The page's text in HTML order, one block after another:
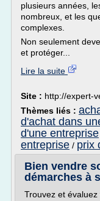
plusieurs années,
nombreux, et les
complexes.
Non seulement
et protéger...
Lire la suite
Site : http://expert-
Thèmes liés :
d'achat dans
d'une entreprise
entreprise / prix
Bien vendre
démarches à
Trouvez et